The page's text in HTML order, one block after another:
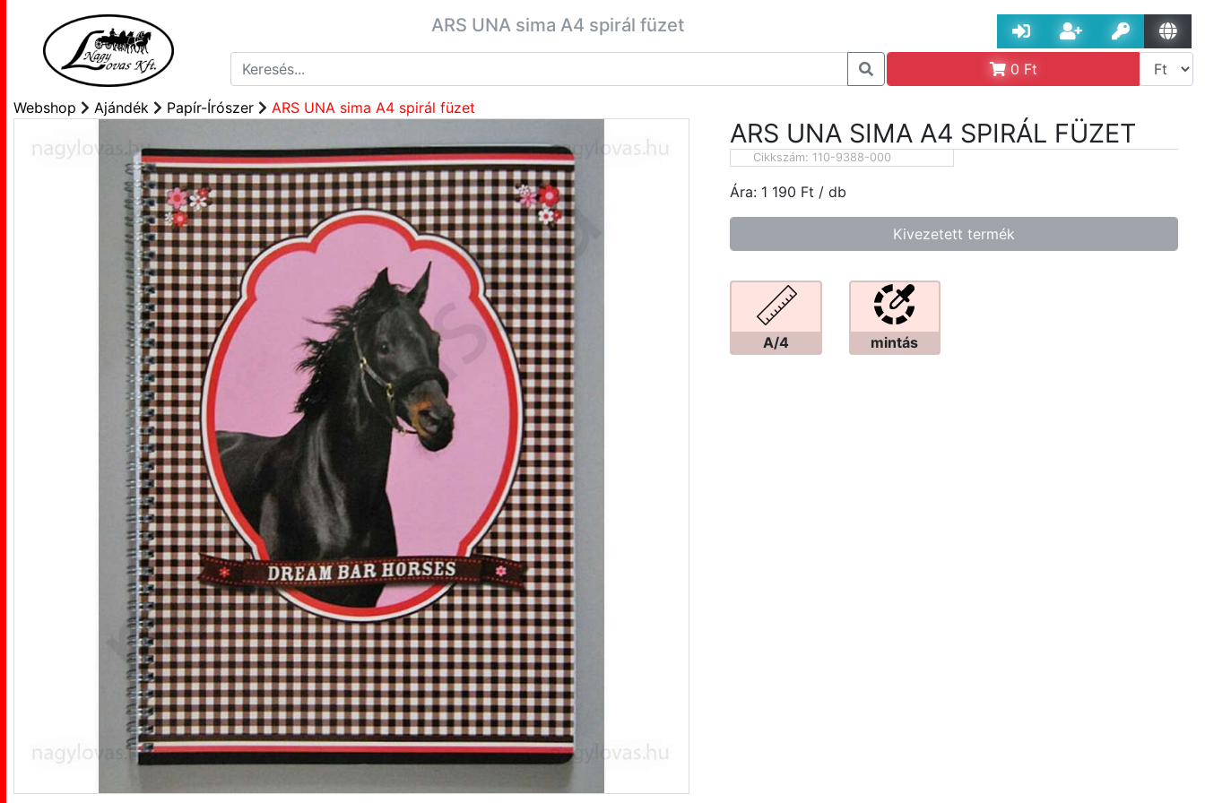
ARS UNA sima A4 spirál füzet
0 Ft
Webshop Ajándék Papír-Írószer ARS UNA sima A4 spirál füzet
ARS UNA SIMA A4 SPIRÁL FÜZET
Cikkszám: 110-9388-000
Ára: 1 190 Ft / db
Kivezetett termék
A/4 mintás